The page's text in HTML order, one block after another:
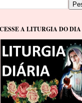
A LITURGIA DO DIA